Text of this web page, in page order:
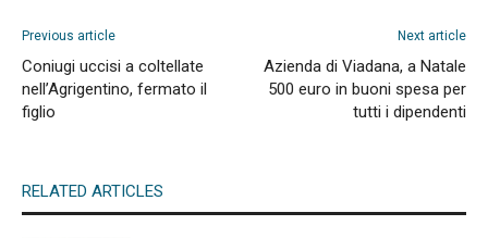
Previous article
Coniugi uccisi a coltellate
nell’Agrigentino, fermato il
figlio
Next article
Azienda di Viadana, a Natale
500 euro in buoni spesa per
tutti i dipendenti
RELATED ARTICLES